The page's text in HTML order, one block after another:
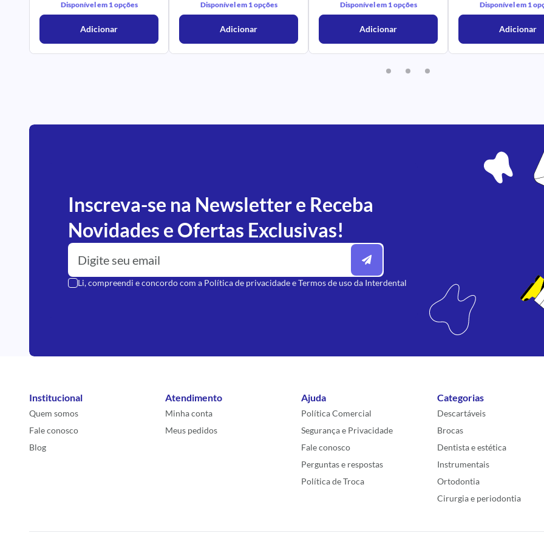
Disponível em 1 opções
Adicionar
Disponível em 1 opções
Adicionar
Disponível em 1 opções
Adicionar
Disponível em 1
Adicionar
Inscreva-se na Newsletter e Receba
Novidades e Ofertas Exclusivas!
Li, compreendi e concordo com a Política de privacidadeeTermos de usoda Interdental
Institucional
Quem somos
Fale conosco
Blog
Atendimento
Minha conta
Meus pedidos
Ajuda
Política Comercial
Segurança e Privacidade
Fale conosco
Perguntas e respostas
Política de Troca
Categorias
Descartáveis
Brocas
Dentista e estética
Instrumentais
Ortodontia
Cirurgia e periodontia